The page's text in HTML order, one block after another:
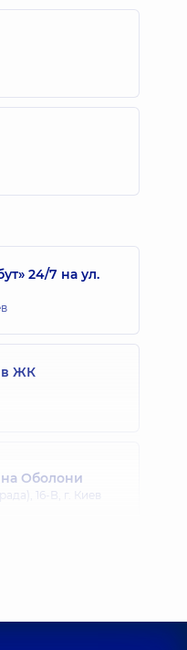
24/7 на ул.
в ЖК
Оболони
16-В, г. Киев